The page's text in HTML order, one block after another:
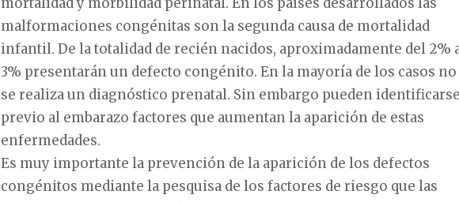
malformaciones congénitas son la segunda causa de mortalidad
infantil. De la totalidad de recién nacidos, aproximadamente del 2%
3% presentarán un defecto congénito. En la mayoría de los casos no
se realiza un diagnóstico prenatal. Sin embargo pueden identificarse
previo al embarazo factores que aumentan la aparición de estas
enfermedades.
Es muy importante la prevención de la aparición de los defectos
congénitos mediante la pesquisa de los factores de riesgo que las